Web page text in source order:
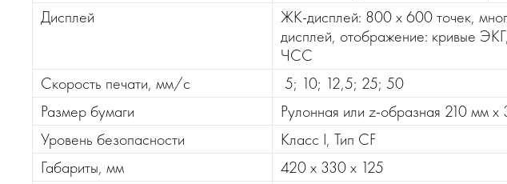
Дисплей
ЖК-дисплей: 800 x 600 точек,
дисплей, отображение: кривые
ЧСС
Скорость печати, мм/с
5; 10; 12,5; 25; 50
Размер бумаги
Рулонная или z-образная 210 мм х
Уровень безопасности
Класс I, Тип CF
Габариты, мм
420 x 330 x 125